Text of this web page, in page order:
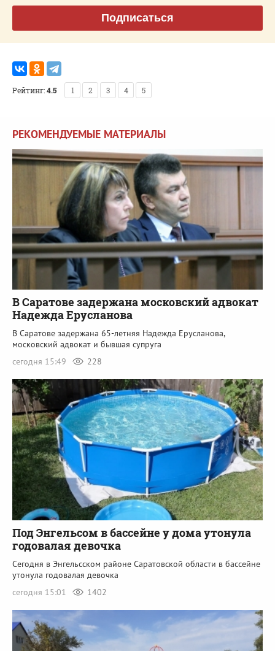
Подписаться
Рейтинг:4.5 1 2 3 4 5
РЕКОМЕНДУЕМЫЕ МАТЕРИАЛЫ
В Саратове задержана московский адвокат
Надежда Ерусланова
В Саратове задержана 65-летняя Надежда Ерусланова,
московский адвокат и бывшая супруга
сегодня 15:49
228
Под Энгельсом в бассейне у дома утонула
годовалая девочка
Сегодня в Энгельсском районе Саратовской области в бассейне
утонула годовалая девочка
сегодня 15:01
1402